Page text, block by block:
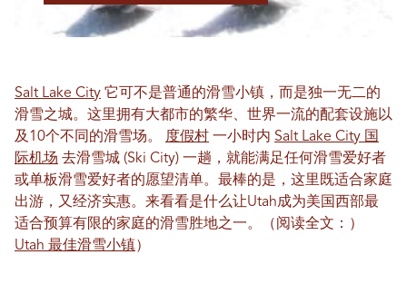
Salt Lake City 它可不是普通的滑雪小镇，而是独一无二的
滑雪之城。这里拥有大都市的繁华、世界一流的配套设施以
及10个不同的滑雪场。 度假村 一小时内 Salt Lake City 国
际机场 去滑雪城 (Ski City) 一趟，就能满足任何滑雪爱好者
或单板滑雪爱好者的愿望清单。最棒的是，这里既适合家庭
出游，又经济实惠。来看看是什么让Utah成为美国西部最
适合预算有限的家庭的滑雪胜地之一。（阅读全文：）
Utah 最佳滑雪小镇）